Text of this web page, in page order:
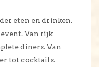
eten en drinken.
Van rijk
diners. Van
tot cocktails.